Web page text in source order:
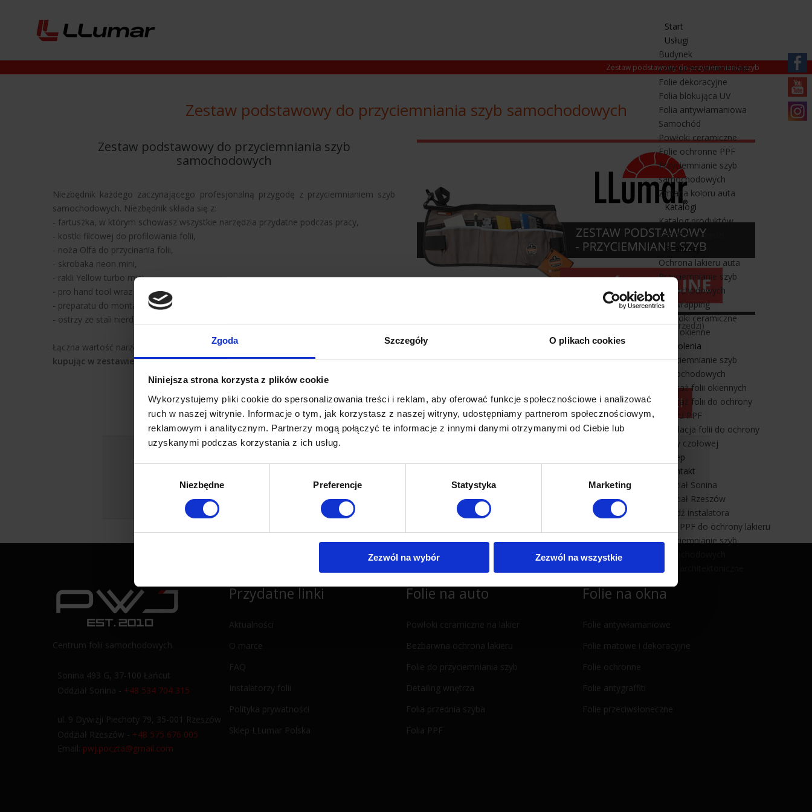
Zgoda Szczegóły O plikach cookies
Niniejsza strona korzysta z plików cookie
Wykorzystujemy pliki cookie do spersonalizowania treści i reklam, aby oferować funkcje społecznościowe i analizować
ruch w naszej witrynie. Informacje o tym, jak korzystasz z naszej witryny, udostępniamy partnerom społecznościowym,
reklamowym i analitycznym. Partnerzy mogą połączyć te informacje z innymi danymi otrzymanymi od Ciebie lub
uzyskanymi podczas korzystania z ich usług.
Niezbędne Preferencje Statystyka Marketing
Zezwól na wybór Zezwól na wszystkie
Start
Usługi
Budynek
Folie przeciwsłoneczne
Folie dekoracyjne
Folia blokująca UV
Folia antywłamaniowa
Samochód
Powłoki ceramiczne
Folie ochronne PPF
Przyciemnianie szyb
samochodowych
Zmiana koloru auta
Katalogi
Katalog produktów
Katalog narzędzi
Realizacje
Ochrona lakieru auta
Przyciemnianie szyb
samochodowych
Car wrapping
Powłoki ceramiczne
Folie okienne
Szkolenia
Przyciemnianie szyb
samochodowych
Montaż folii okiennych
Montaż folii do ochrony
lakieru PPF
Instalacja folii do ochrony
szyby czołowej
Sklep
Kontakt
Oddział Sonina
Oddział Rzeszów
Znajdź instalatora
Folia PPF do ochrony lakieru
Przyciemnianie szyb
Folie architektoniczne
Zestaw podstawowy do przyciemniania szyb
Zestaw podstawowy do przyciemniania szyb samochodowych
Zestaw podstawowy do przyciemniania szyb
samochodowych
Niezbędnik każdego zaczynającego profesjonalną przygodę z przyciemnianiem szyb
samochodowych. Niezbędnik składa się z:
- fartuszka, w którym schowasz wszystkie narzędzia przydatne podczas pracy,
- kostki filcowej do profilowania folii,
- noża Olfa do przycinania folii,
- skrobaka neon mini,
- rakli Yellow turbo mini,
- pro hand tool wraz z wkładem,
- preparatu do montażu folii Film-on,
- ostrzy ze stali nierdzewnej nierysujących szkło AB10 S.
Łączna wartość narzędzi 265,68 PLN netto,
kupując w zestawie płacisz 239,12 PLN netto.
(zdjęcie poglądowe może nie zawierać wszystkich narzędzi)
Centrum folii samochodowych
Sonina 493 G, 37-100 Łańcut
Oddział Sonina - +48 534 704 315
ul. 9 Dywizji Piechoty 79, 35-001 Rzeszów
Oddział Rzeszów - +48 575 676 005
Email: pwj.poczta@gmail.com
Przydatne linki
Aktualności
O marce
FAQ
Instalatorzy folii
Polityka prywatności
Sklep LLumar Polska
Folie na auto
Powłoki ceramiczne na lakier
Bezbarwna ochrona lakieru
Folie do przyciemniania szyb
Detailing wnętrza
Folia przednia szyba
Folia PPF
Folie na okna
Folie antywłamaniowe
Folie matowe i dekoracyjne
Folie ochronne
Folie antygraffiti
Folie przeciwsłoneczne